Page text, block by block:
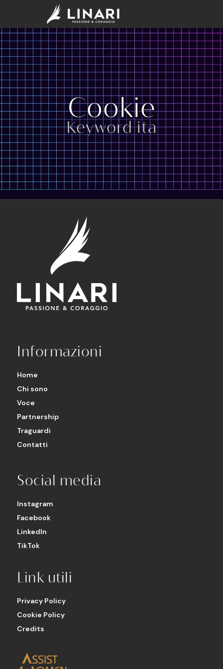
Cookie
Keyword ita
Informazioni
Home
Chi sono
Voce
Partnership
Traguardi
Contatti
Social media
Instagram
Facebook
LinkedIn
TikTok
Link utili
Privacy Policy
Cookie Policy
Credits